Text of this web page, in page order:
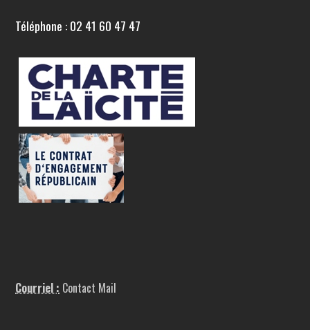
Téléphone : 02 41 60 47 47
Courriel : Contact Mail